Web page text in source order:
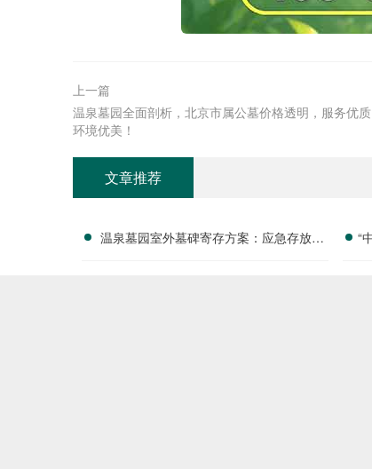
上一篇
温泉墓园全面剖析，北京市属公墓价格透明，服务优质
环境优美！
文章推荐
温泉墓园室外墓碑寄存方案：应急存放配
“